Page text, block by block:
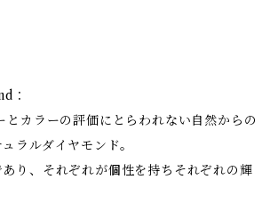
：
とカラーの評価にとらわれない自然からの
ラルダイヤモンド。
り、それぞれが個性を持ちそれぞれの輝